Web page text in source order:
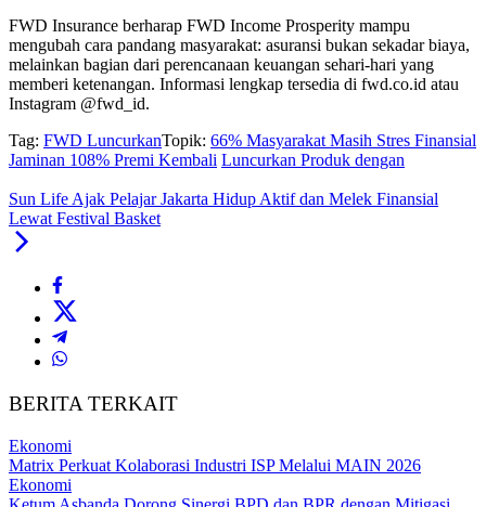
FWD Insurance berharap FWD Income Prosperity mampu
mengubah cara pandang masyarakat: asuransi bukan sekadar biaya,
melainkan bagian dari perencanaan keuangan sehari-hari yang
memberi ketenangan. Informasi lengkap tersedia di fwd.co.id atau
Instagram @fwd_id.
Tag: FWD LuncurkanTopik: 66% Masyarakat Masih Stres Finansial
Jaminan 108% Premi Kembali Luncurkan Produk dengan
Sun Life Ajak Pelajar Jakarta Hidup Aktif dan Melek Finansial
Lewat Festival Basket
BERITA TERKAIT
Ekonomi
Matrix Perkuat Kolaborasi Industri ISP Melalui MAIN 2026
Ekonomi